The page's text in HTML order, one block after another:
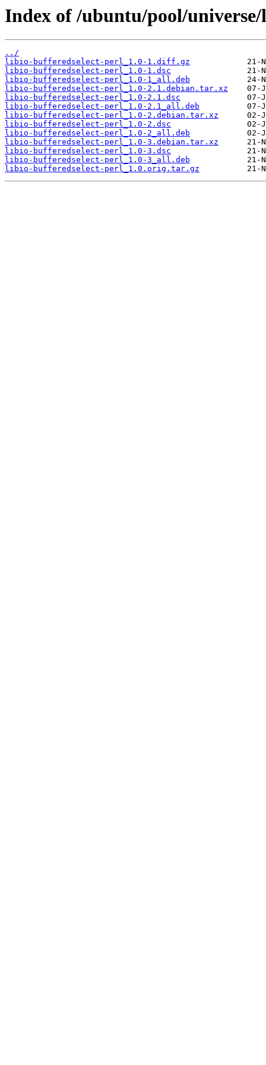
Index of /ubuntu/pool/
../
libio-bufferedselect-perl_1.0-1.diff.gz
libio-bufferedselect-perl_1.0-1.dsc
libio-bufferedselect-perl_1.0-1_all.deb
libio-bufferedselect-perl_1.0-2.1.debian.tar.xz
libio-bufferedselect-perl_1.0-2.1.dsc
libio-bufferedselect-perl_1.0-2.1_all.deb
libio-bufferedselect-perl_1.0-2.debian.tar.xz
libio-bufferedselect-perl_1.0-2.dsc
libio-bufferedselect-perl_1.0-2_all.deb
libio-bufferedselect-perl_1.0-3.debian.tar.xz
libio-bufferedselect-perl_1.0-3.dsc
libio-bufferedselect-perl_1.0-3_all.deb
libio-bufferedselect-perl_1.0.orig.tar.gz